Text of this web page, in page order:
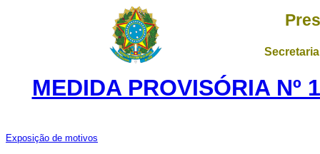
MEDIDA PROVISÓRIA Nº
Exposição de motivos